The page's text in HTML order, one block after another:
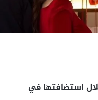
استضافتها في